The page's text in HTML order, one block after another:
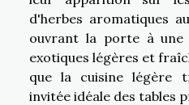
d'herbes aromatiques
ouvrant la porte à
exotiques légères et
que la cuisine légère
invitée idéale des tables